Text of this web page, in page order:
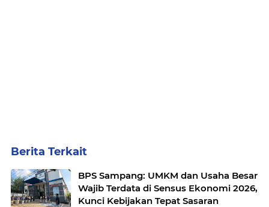
Berita Terkait
BPS Sampang: UMKM dan Usaha Besar
Wajib Terdata di Sensus Ekonomi 2026,
Kunci Kebijakan Tepat Sasaran